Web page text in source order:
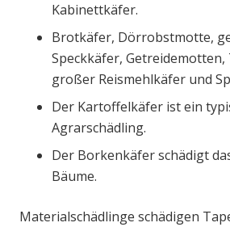
Kabinettkäfer.
Brotkäfer, Dörrobstmotte,
Speckkäfer,
großer Reismehlkäfer und
Der Kartoffelkäfer ist ein
Agrarschädling.
Der Borkenkäfer schädigt
Bäume.
Materialschädlinge schädigen